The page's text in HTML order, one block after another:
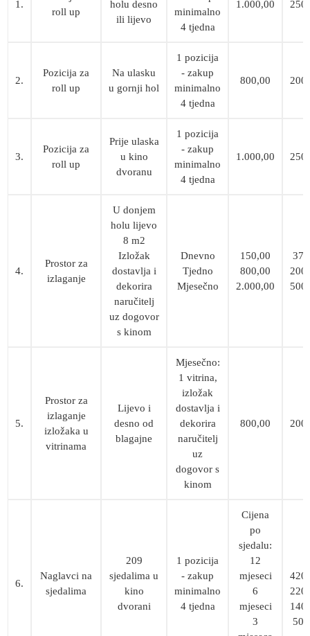
1.
roll up
holu desno
ili lijevo
minimalno
4 tjedna
1.000,00
2.
Pozicija za
roll up
Na ulasku
u gornji hol
1 pozicija
- zakup
minimalno
4 tjedna
800,00
3.
Pozicija za
roll up
Prije ulaska
u kino
dvoranu
1 pozicija
- zakup
minimalno
4 tjedna
1.000,00
4.
Prostor za
izlaganje
U donjem
holu lijevo
8 m2
Izložak
dostavlja i
dekorira
naručitelj
uz dogovor
s kinom
Dnevno
Tjedno
Mjesečno
150,00
800,00
2.000,00
5.
Prostor za
izlaganje
izložaka u
vitrinama
Lijevo i
desno od
blagajne
Mjesečno:
1 vitrina,
izložak
dostavlja i
dekorira
naručitelj
uz
dogovor s
kinom
800,00
6.
Naglavci na
sjedalima
209
sjedalima u
kino
dvorani
1 pozicija
- zakup
minimalno
4 tjedna
Cijena
po
sjedalu:
12
mjeseci
6
mjeseci
3